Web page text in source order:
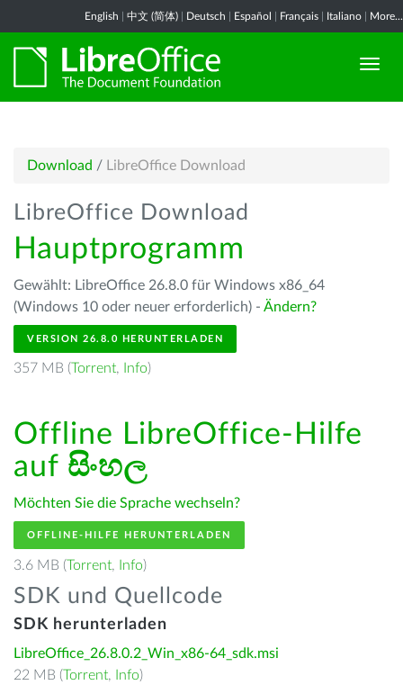
English 中文 (简体) Deutsch Español Français Italiano More...
Download / LibreOffice Download
LibreOffice Download
Hauptprogramm
Gewählt: LibreOffice 26.8.0 für Windows x86_64
(Windows 10 oder neuer erforderlich) - Ändern?
VERSION 26.8.0 HERUNTERLADEN
357 MB (Torrent, Info)
Offline LibreOffice-Hilfe
auf සිංහල
Möchten Sie die Sprache wechseln?
OFFLINE-HILFE HERUNTERLADEN
3.6 MB (Torrent, Info)
SDK und Quellcode
SDK herunterladen
LibreOffice_26.8.0.2_Win_x86-64_sdk.msi
22 MB (Torrent, Info)